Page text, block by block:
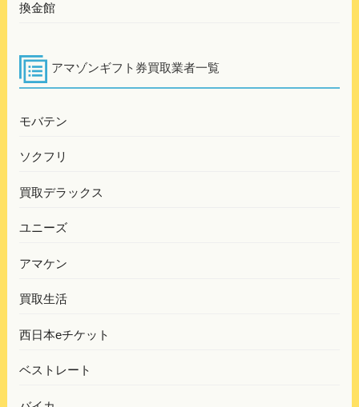
換金館
アマゾンギフト券買取業者一覧
モバテン
ソクフリ
買取デラックス
ユニーズ
アマケン
買取生活
西日本eチケット
ベストレート